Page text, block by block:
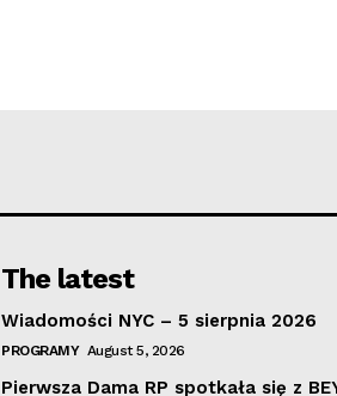
The latest
Wiadomości NYC – 5 sierpnia 2026
PROGRAMY August 5, 2026
Pierwsza Dama RP spotkała się z